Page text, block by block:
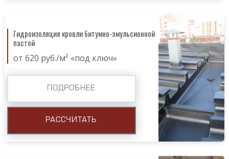
Гидроизоляция кровли битумно-эмульсионной
пастой
от 620 руб./м² «под ключ»
ПОДРОБНЕЕ
РАССЧИТАТЬ